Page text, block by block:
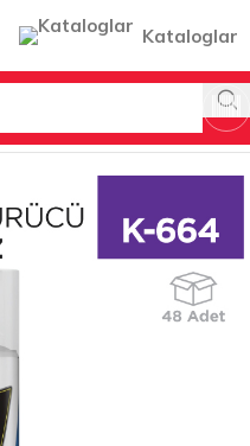
Kataloglar
MUHTELİF TEMİZLEYİCİLER